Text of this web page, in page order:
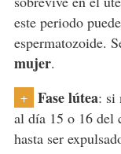
este periodo
espermatozoide.
mujer.
+ Fase lútea: si
al día 15 o 16 del
hasta ser